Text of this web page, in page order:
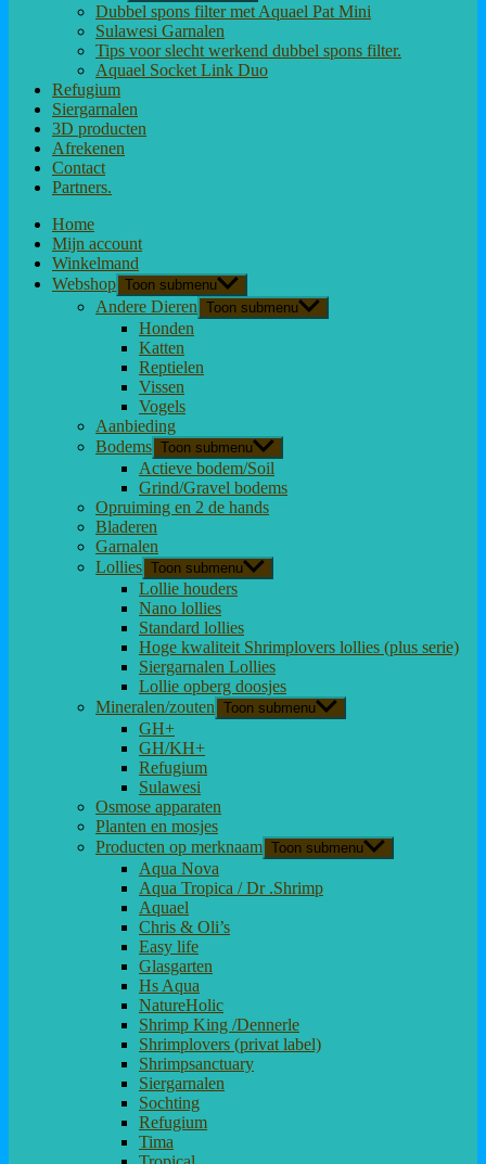
Dubbel spons filter met Aquael Pat Mini
Sulawesi Garnalen
Tips voor slecht werkend dubbel spons filter.
Aquael Socket Link Duo
Refugium
Siergarnalen
3D producten
Afrekenen
Contact
Partners.
Home
Mijn account
Winkelmand
Webshop Toon submenu
Andere Dieren Toon submenu
Honden
Katten
Reptielen
Vissen
Vogels
Aanbieding
Bodems Toon submenu
Actieve bodem/Soil
Grind/Gravel bodems
Opruiming en 2 de hands
Bladeren
Garnalen
Lollies Toon submenu
Lollie houders
Nano lollies
Standard lollies
Hoge kwaliteit Shrimplovers lollies (plus serie)
Siergarnalen Lollies
Lollie opberg doosjes
Mineralen/zouten Toon submenu
GH+
GH/KH+
Refugium
Sulawesi
Osmose apparaten
Planten en mosjes
Producten op merknaam Toon submenu
Aqua Nova
Aqua Tropica / Dr .Shrimp
Aquael
Chris & Oli’s
Easy life
Glasgarten
Hs Aqua
NatureHolic
Shrimp King /Dennerle
Shrimplovers (privat label)
Shrimpsanctuary
Siergarnalen
Sochting
Refugium
Tima